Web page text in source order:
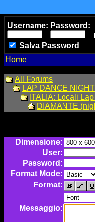
Username: Password:
Salva Password
Home
All Forums
LAP DANCE
ITALIA: Locali
DIAMANTE
Dimensione:
User:
Password:
Format Mode:
Format:
Messaggio: